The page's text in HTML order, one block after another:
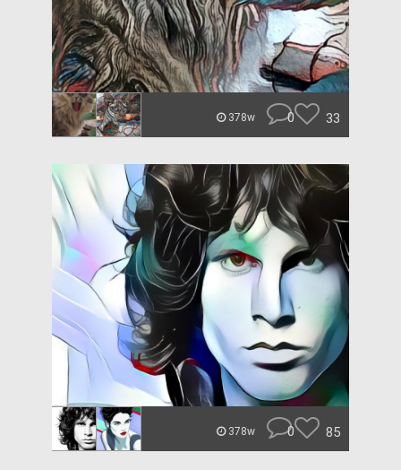
378w 0 33
378w 0 85